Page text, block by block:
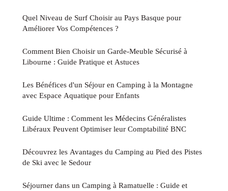
Quel Niveau de Surf Choisir au Pays Basque pour
Améliorer Vos Compétences ?
Comment Bien Choisir un Garde-Meuble Sécurisé à
Libourne : Guide Pratique et Astuces
Les Bénéfices d'un Séjour en Camping à la Montagne
avec Espace Aquatique pour Enfants
Guide Ultime : Comment les Médecins Généralistes
Libéraux Peuvent Optimiser leur Comptabilité BNC
Découvrez les Avantages du Camping au Pied des Pistes
de Ski avec le Sedour
Séjourner dans un Camping à Ramatuelle : Guide et